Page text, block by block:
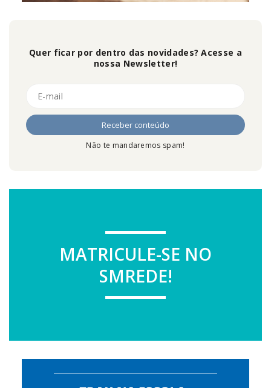
Quer ficar por dentro das novidades? Acesse a
nossa Newsletter!
Não te mandaremos spam!
MATRICULE-SE NO
SMREDE!